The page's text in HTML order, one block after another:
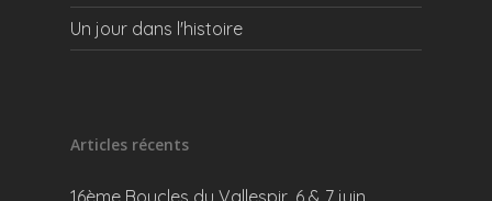
Un jour dans l'histoire
Articles récents
16ème Boucles du Vallespir, 6 & 7 juin